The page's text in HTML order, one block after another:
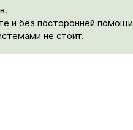
и без посторонней
не стоит.